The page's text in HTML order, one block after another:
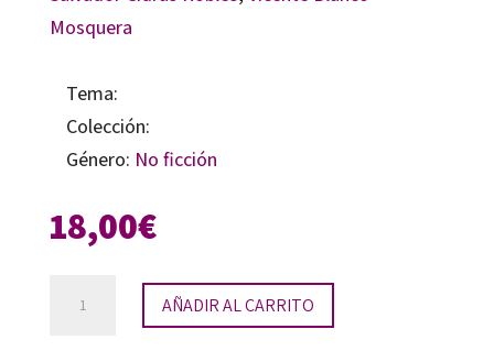
Mosquera
Tema:
Colección:
Género: No ficción
18,00€
AÑADIR AL CARRITO